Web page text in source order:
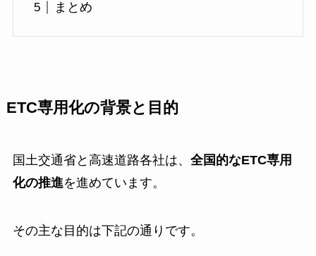
まとめ
ETC専用化の背景と目的
国土交通省と高速道路各社は、 全国的なETC専用
化の推進を進めています。
その主な目的は下記の通りです。